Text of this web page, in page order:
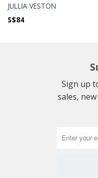
JULLIA VESTON
S$84
Sign up
sales,